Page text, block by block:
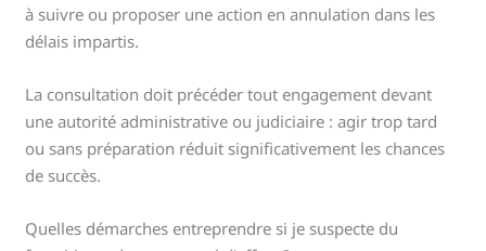
à suivre ou proposer une action en annulation dans les
délais impartis.
La consultation doit précéder tout engagement devant
une autorité administrative ou judiciaire : agir trop tard
ou sans préparation réduit significativement les chances
de succès.
Quelles démarches entreprendre si je suspecte du